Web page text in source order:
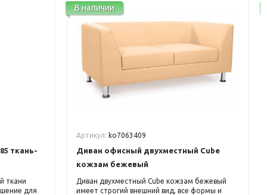
ткань-
ткани
для
В наличии
Артикул: ko7063409
Диван офисный двухместный Cube
кожзам бежевый
Диван двухместный Cube кожзам бежевый
имеет строгий внешний вид, все формы и